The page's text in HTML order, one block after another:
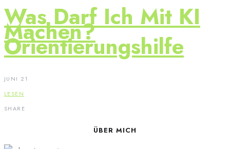
Was Darf Ich Mit KI
Machen?
Orientierungshilfe
JUNI 21
LESEN
SHARE
ÜBER MICH